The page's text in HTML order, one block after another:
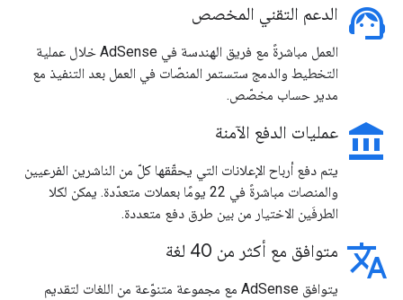
support_agent الدعم التقني المخصص
العمل مباشرةً مع فريق الهندسة في AdSense خلال عملية
التخطيط والدمج ستستمر المنصّات في العمل بعد التنفيذ مع
مدير حساب مخصّص.
account_balance عمليات الدفع الآمنة
يتم دفع أرباح الإعلانات التي يحقّقها كلّ من الناشرين الفرعيين
والمنصات مباشرةً في 22 يومًا بعملات متعدّدة. يمكن لكلا
الطرفَين الاختيار من بين طرق دفع متعددة.
translate متوافق مع أكثر من 40 لغة
يتوافق AdSense مع مجموعة متنوّعة من اللغات لتقديم